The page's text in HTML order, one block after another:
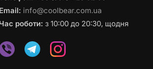
info@coolbear.com.ua
роботи: з 10:00 до 20:30, щодня